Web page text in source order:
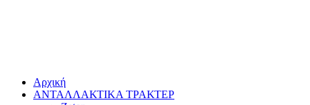
Αρχική
ΑΝΤΑΛΛΑΚΤΙΚΑ ΤΡΑΚΤΕΡ